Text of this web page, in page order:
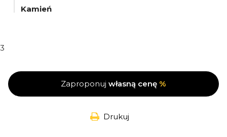
Kamień
3
Zaproponuj własną cenę %
Drukuj